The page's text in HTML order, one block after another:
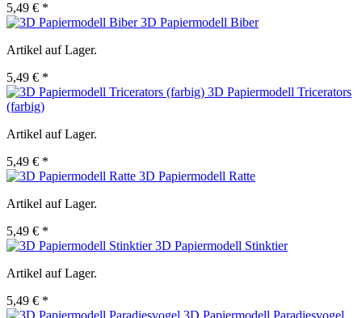
5,49 € *
3D Papiermodell Biber
Artikel auf Lager.
5,49 € *
3D Papiermodell Tricerators
(farbig)
Artikel auf Lager.
5,49 € *
3D Papiermodell Ratte
Artikel auf Lager.
5,49 € *
3D Papiermodell Stinktier
Artikel auf Lager.
5,49 € *